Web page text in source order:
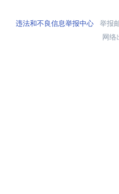
违法和不良信息举报中心举报
网